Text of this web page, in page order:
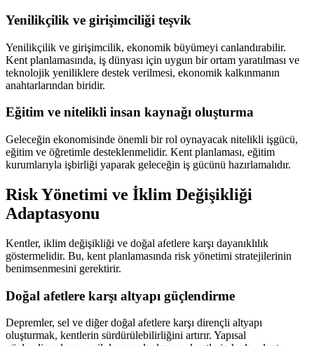
Yenilikçilik ve girişimciliği teşvik
Yenilikçilik ve girişimcilik, ekonomik büyümeyi canlandırabilir.
Kent planlamasında, iş dünyası için uygun bir ortam yaratılması ve
teknolojik yeniliklere destek verilmesi, ekonomik kalkınmanın
anahtarlarından biridir.
Eğitim ve nitelikli insan kaynağı oluşturma
Geleceğin ekonomisinde önemli bir rol oynayacak nitelikli işgücü,
eğitim ve öğretimle desteklenmelidir. Kent planlaması, eğitim
kurumlarıyla işbirliği yaparak geleceğin iş gücünü hazırlamalıdır.
Risk Yönetimi ve İklim Değişikliği
Adaptasyonu
Kentler, iklim değişikliği ve doğal afetlere karşı dayanıklılık
göstermelidir. Bu, kent planlamasında risk yönetimi stratejilerinin
benimsenmesini gerektirir.
Doğal afetlere karşı altyapı güçlendirme
Depremler, sel ve diğer doğal afetlere karşı dirençli altyapı
oluşturmak, kentlerin sürdürülebilirliğini artırır. Yapısal